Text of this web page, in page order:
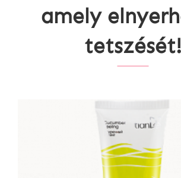
amely
tetszését!